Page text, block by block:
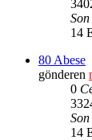
14
80 Abese
gönderen
0
14